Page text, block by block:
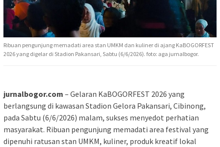
Ribuan pengunjung memadati area stan UMKM dan kuliner di ajang KaBOGORFEST
2026 yang digelar di Stadion Pakansari, Sabtu (6/6/2026). foto: aga jurnalbogor.
jurnalbogor.com – Gelaran KaBOGORFEST 2026 yang
berlangsung di kawasan Stadion Gelora Pakansari, Cibinong,
pada Sabtu (6/6/2026) malam, sukses menyedot perhatian
masyarakat. Ribuan pengunjung memadati area festival yang
dipenuhi ratusan stan UMKM, kuliner, produk kreatif lokal